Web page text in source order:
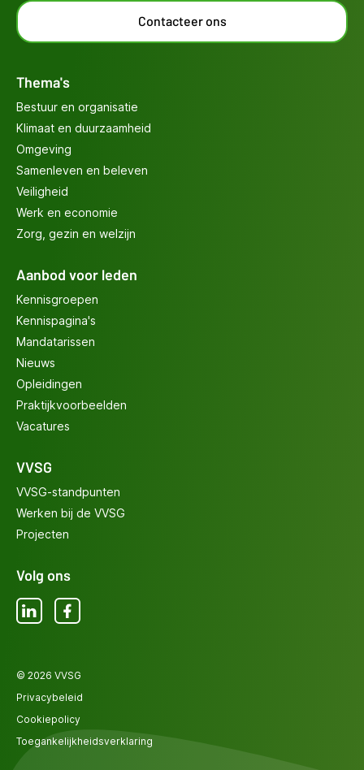
Contacteer ons
Thema's
Bestuur en organisatie
Klimaat en duurzaamheid
Omgeving
Samenleven en beleven
Veiligheid
Werk en economie
Zorg, gezin en welzijn
Aanbod voor leden
Kennisgroepen
Kennispagina's
Mandatarissen
Nieuws
Opleidingen
Praktijkvoorbeelden
Vacatures
VVSG
VVSG-standpunten
Werken bij de VVSG
Projecten
Volg ons
LinkedInFacebook
© 2026 VVSG
Privacybeleid
Cookiepolicy
Toegankelijkheidsverklaring